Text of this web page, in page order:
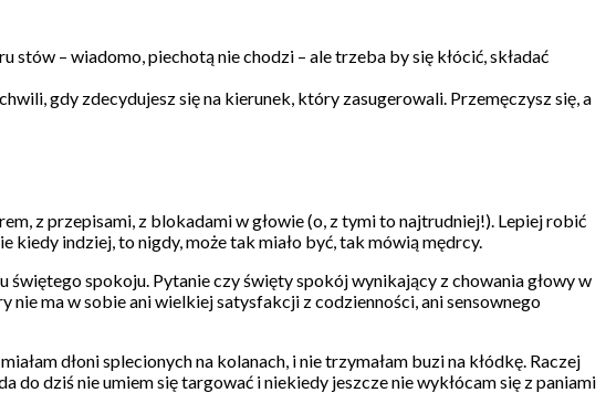
stów – wiadomo, piechotą nie chodzi – ale trzeba by się kłócić, składać
gdy zdecydujesz się na kierunek, który zasugerowali. Przemęczysz się, a
z przepisami, z blokadami w głowie (o, z tymi to najtrudniej!). Lepiej robić
kiedy indziej, to nigdy, może tak miało być, tak mówią mędrcy.
spokoju. Pytanie czy święty spokój wynikający z chowania głowy w
ma w sobie ani wielkiej satysfakcji z codzienności, ani sensownego
dłoni splecionych na kolanach, i nie trzymałam buzi na kłódkę. Raczej
do dziś nie umiem się targować i niekiedy jeszcze nie wykłócam się z paniami